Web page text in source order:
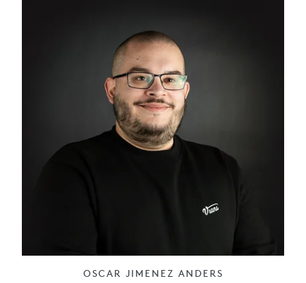
OSCAR JIMENEZ ANDERS